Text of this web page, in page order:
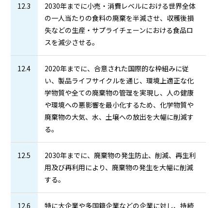
12.3
2030年までに小売・消費レベルにおける世界全体
の一人当たりの食料の廃棄を半減させ、収穫後損
失などの生産・サプライチェーンにおける食品ロ
スを減少させる。
12.4
2020年までに、合意された国際的な枠組みに従
い、製品ライフサイクルを通じ、環境上適正な化
学物質や全ての廃棄物の管理を実現し、人の健康
や環境への悪影響を最小化するため、化学物質や
廃棄物の大気、水、土壌への放出を大幅に削減す
る。
12.5
2030年までに、廃棄物の発生防止、削減、再生利
用及び再利用により、廃棄物の発生を大幅に削減
する。
12.6 特に大企業や多国籍企業などの企業に対し、持続